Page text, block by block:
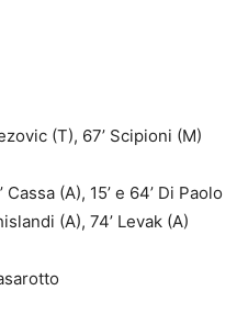
(T), 67’ Scipioni (M)
(A), 15’ e 64’ Di Paolo
(A), 74’ Levak (A)